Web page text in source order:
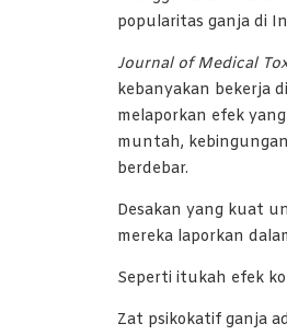
popularitas ganja di
Journal of Medical
kebanyakan bekerja
melaporkan efek
muntah,
berdebar.
Desakan yang kuat
mereka laporkan
Seperti itukah efek
Zat psikokatif ganja